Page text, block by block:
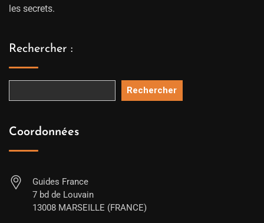
les secrets.
Rechercher :
Rechercher
Coordonnées
Guides France
7 bd de Louvain
13008 MARSEILLE (FRANCE)